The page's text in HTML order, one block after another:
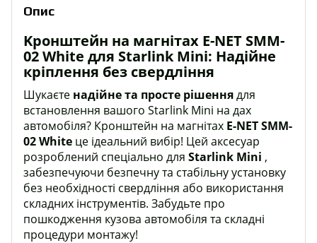
Опис
Kронштейн на магнітах E-NET SMM-
02 White для Starlink Mini: Надійне
кріплення без свердління
Шукаєте надійне та просте рішеннядля
встановлення вашого Starlink Mini на дах
автомобіля? Кронштейн на магнітах E-NET SMM-
02 White це ідеальний вибір! Цей аксесуар
розроблений спеціально для Starlink Mini ,
забезпечуючи безпечну та стабільну установку
без необхідності свердління або використання
складних інструментів. Забудьте про
пошкодження кузова автомобіля та складні
процедури монтажу!